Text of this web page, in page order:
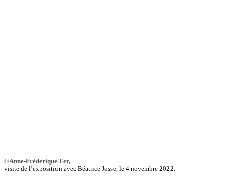
©Anne-Fréderique Fer,
visite de l’exposition avec Béatrice Josse, le 4 novembre 2022.